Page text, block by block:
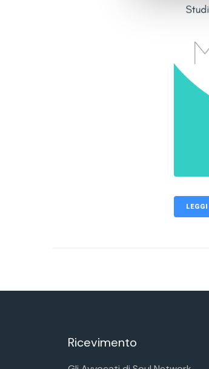
LEGGI
Ricevimento